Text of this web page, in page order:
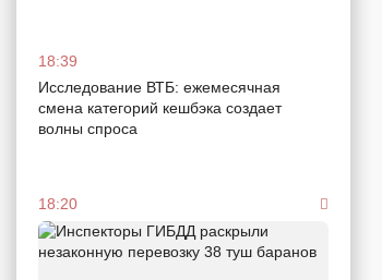
18:39
Исследование ВТБ: ежемесячная
смена категорий кешбэка создает
волны спроса
18:20